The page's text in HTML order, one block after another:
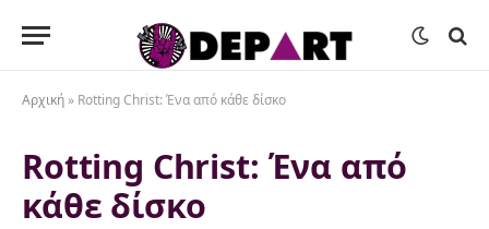
Αρχική » Rotting Christ: Ένα από κάθε δίσκο
Rotting Christ: Ένα από
κάθε δίσκο